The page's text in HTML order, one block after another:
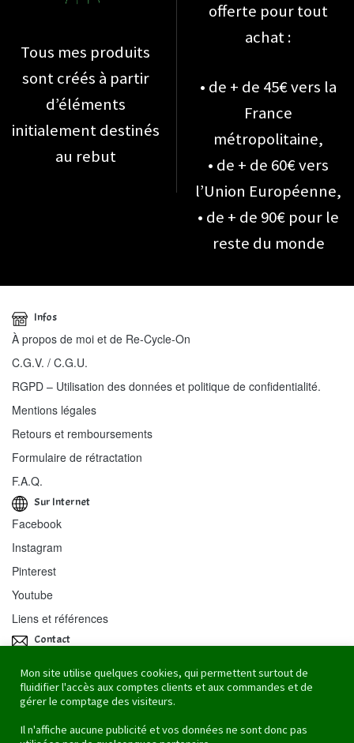
Tous mes produits
sont créés à partir
d’éléments
initialement destinés
au rebut
offerte pour tout
achat :
• de + de 45€ vers la
France
métropolitaine,
• de + de 60€ vers
l’Union Européenne,
• de + de 90€ pour le
reste du monde
Infos
À propos de moi et de Re-Cycle-On
C.G.V. / C.G.U.
RGPD – Utilisation des données et politique de confidentialité.
Mentions légales
Retours et remboursements
Formulaire de rétractation
F.A.Q.
Sur Internet
Facebook
Instagram
Pinterest
Youtube
Liens et références
Contact
43 rue des Mouettes
67100 Strasbourg
Mon site utilise quelques cookies, qui permettent surtout de
fluidifier l'accès aux comptes clients et aux commandes et de
gérer le comptage des visiteurs.
Il n'affiche aucune publicité et vos données ne sont donc pas